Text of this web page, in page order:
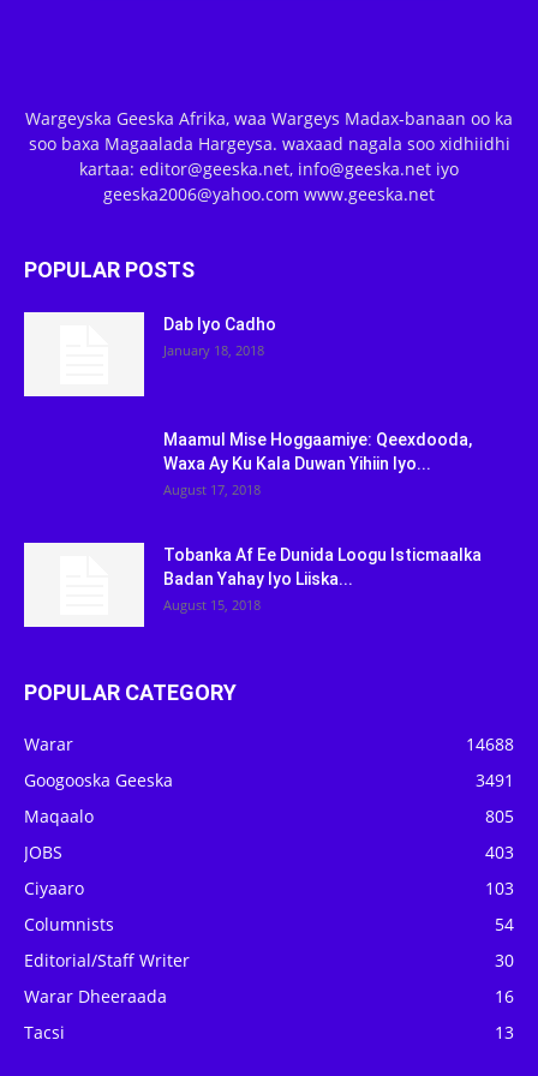
Wargeyska Geeska Afrika, waa Wargeys Madax-banaan oo ka
soo baxa Magaalada Hargeysa. waxaad nagala soo xidhiidhi
kartaa: editor@geeska.net, info@geeska.net iyo
geeska2006@yahoo.com www.geeska.net
POPULAR POSTS
Dab Iyo Cadho
January 18, 2018
Maamul Mise Hoggaamiye: Qeexdooda,
Waxa Ay Ku Kala Duwan Yihiin Iyo...
August 17, 2018
Tobanka Af Ee Dunida Loogu Isticmaalka
Badan Yahay Iyo Liiska...
August 15, 2018
POPULAR CATEGORY
Warar
14688
Googooska Geeska
3491
Maqaalo
805
JOBS
403
Ciyaaro
103
Columnists
54
Editorial/Staff Writer
30
Warar Dheeraada
16
Tacsi
13